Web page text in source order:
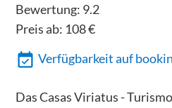
Bewertung: 9.2
Preis ab: 108€
Verfügbarkeit auf
Das Casas Viriatus -